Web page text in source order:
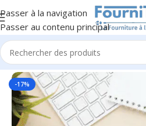
Passer à la navigation
Passer au contenu principal
Accueil/Fourniture de Bureau/
-17%